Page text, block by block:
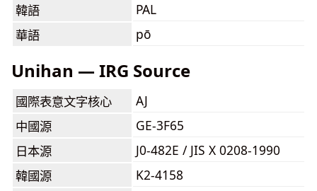
韓語
PAL
華語
pō
Unihan — IRG Source
國際表意文字核心
AJ
中國源
GE-3F65
日本源
J0-482E / JIS X 0208-1990
韓國源
K2-4158